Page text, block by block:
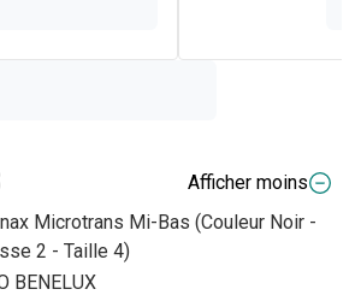
Afficher moins
Microtrans Mi-Bas (Couleur Noir -
2 - Taille 4)
BENELUX